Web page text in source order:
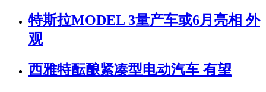
特斯拉MODEL 3量产车或6月亮相 外
观
西雅特酝酿紧凑型电动汽车 有望